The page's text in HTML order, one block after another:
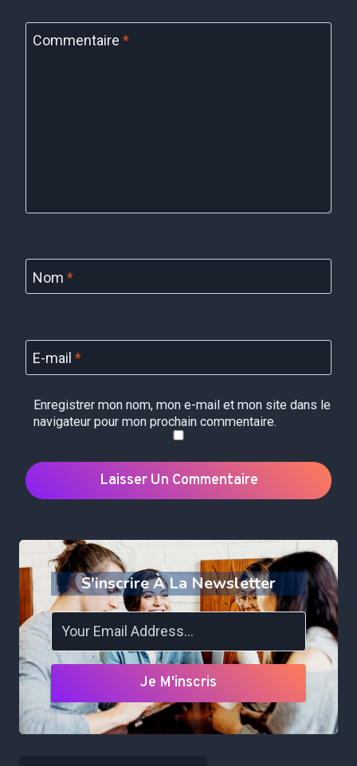
Commentaire *
Nom *
E-mail *
Enregistrer mon nom, mon e-mail et mon site dans le
navigateur pour mon prochain commentaire.
S'inscrire À La Newsletter
Je M'inscris